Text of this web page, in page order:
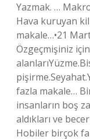
Yazmak. …
Hava kuruyan
makale…•21
Özgeçmişiniz
fazla makale…
insanların boş
aldıkları ve
Hobiler birçok